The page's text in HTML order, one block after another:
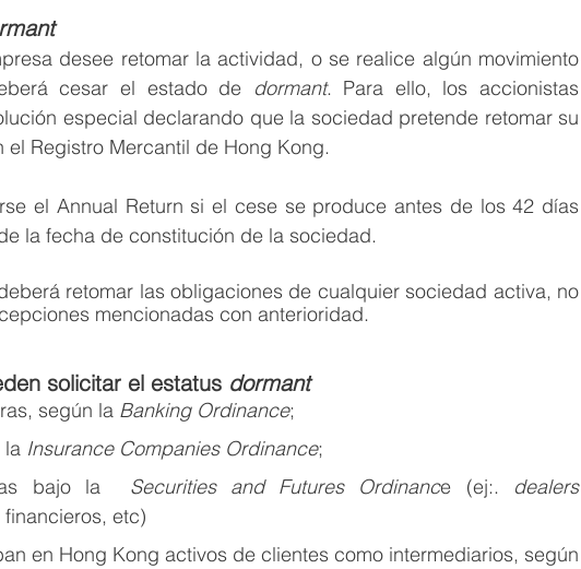
desee retomar la actividad, o se realice algún movimiento
cesar el estado de dormant. Para ello, los accionistas
especial declarando que la sociedad pretende retomar su
Registro Mercantil de Hong Kong.
el Annual Return si el cese se produce antes de los 42 días
la fecha de constitución de la sociedad.
retomar las obligaciones de cualquier sociedad activa, no
mencionadas con anterioridad.
solicitar el estatus dormant
según la Banking Ordinance;
la Insurance Companies Ordinance;
bajo la Securities and Futures Ordinance (ej:.
dealers
etc)
en Hong Kong activos de clientes como intermediarios, según